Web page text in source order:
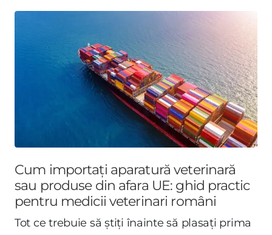
Cum importați aparatură veterinară
sau produse din afara UE: ghid practic
pentru medicii veterinari români
Tot ce trebuie să știți înainte să plasați prima